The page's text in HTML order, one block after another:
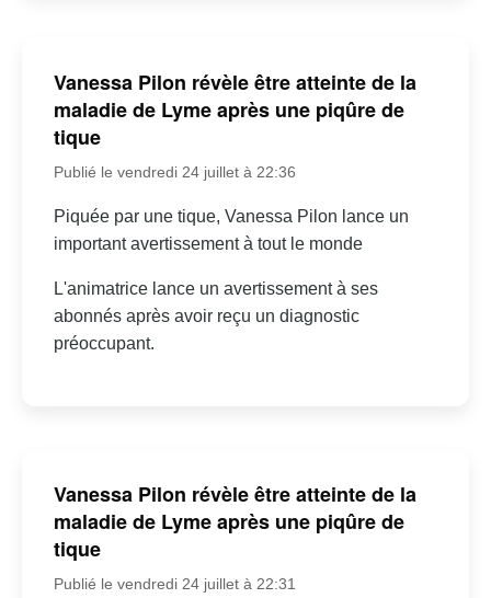
Vanessa Pilon révèle être atteinte de la
maladie de Lyme après une piqûre de
tique
Publié le vendredi 24 juillet à 22:36
Piquée par une tique, Vanessa Pilon lance un
important avertissement à tout le monde
L'animatrice lance un avertissement à ses
abonnés après avoir reçu un diagnostic
préoccupant.
Vanessa Pilon révèle être atteinte de la
maladie de Lyme après une piqûre de
tique
Publié le vendredi 24 juillet à 22:31